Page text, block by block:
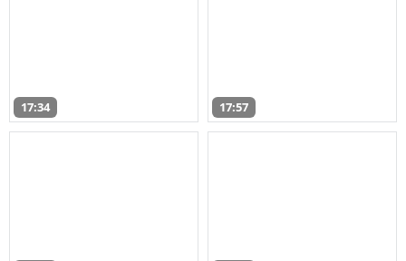
17:34 17:57